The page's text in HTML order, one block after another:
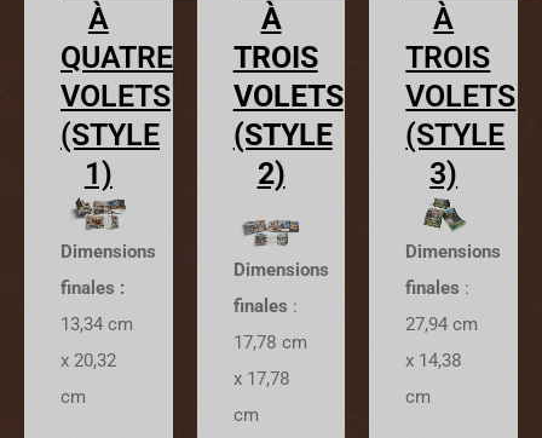
À
QUATRE
VOLETS
(STYLE
1)
Dimensions
finales :
13,34 cm
x 20,32
cm​
À
TROIS
VOLETS
(STYLE
2)
Dimensions
finales :
17,78 cm
x 17,78
cm
À
TROIS
VOLETS
(STYLE
3)
Dimensions
finales :
27,94 cm
x 14,38
cm